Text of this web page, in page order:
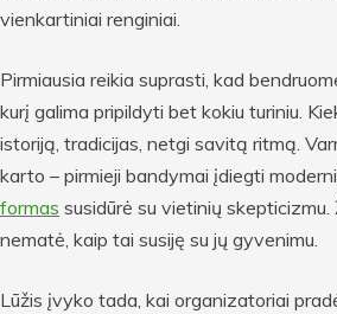
vienkartiniai renginiai.
Pirmiausia reikia suprasti, kad
kurį galima pripildyti bet kokiu turiniu.
istoriją, tradicijas, netgi savitą ritmą.
karto – pirmieji bandymai įdiegti
formas susidūrė su vietinių
nematė, kaip tai susiję su jų gyvenimu.
Lūžis įvyko tada, kai organizatoriai